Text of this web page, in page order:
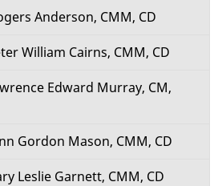
Anderson, CMM, CD
William Cairns, CMM, CD
Edward Murray, CM,
Gordon Mason, CMM, CD
Leslie Garnett, CMM, CD